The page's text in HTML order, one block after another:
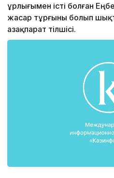
ұрлығымен істі болған
жасар тұрғыны болып
Қазақпарат тілшісі.